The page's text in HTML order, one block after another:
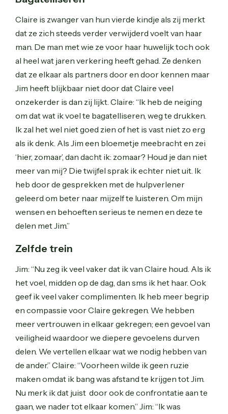
Claire is zwanger van hun vierde kindje als zij merkt
dat ze zich steeds verder verwijderd voelt van haar
man. De man met wie ze voor haar huwelijk toch ook
al heel wat jaren verkering heeft gehad. Ze denken
dat ze elkaar als partners door en door kennen maar
Jim heeft blijkbaar niet door dat Claire veel
onzekerder is dan zij lijkt. Claire: “Ik heb de neiging
om dat wat ik voel te bagatelliseren, weg te drukken.
Ik zal het wel niet goed zien of het is vast niet zo erg
als ik denk. Als Jim een bloemetje meebracht en zei
‘hier, zomaar’, dan dacht ik: zomaar? Houd je dan niet
meer van mij? Die twijfel sprak ik echter niet uit. Ik
heb door de gesprekken met de hulpverlener
geleerd om beter naar mijzelf te luisteren. Om mijn
wensen en behoeften serieus te nemen en deze te
delen met Jim.”
Zelfde trein
Jim: “Nu zeg ik veel vaker dat ik van Claire houd. Als ik
het voel, midden op de dag, dan sms ik het haar. Ook
geef ik veel vaker complimenten. Ik heb meer begrip
en compassie voor Claire gekregen. We hebben
meer vertrouwen in elkaar gekregen; een gevoel van
veiligheid waardoor we diepere gevoelens durven
delen. We vertellen elkaar wat we nodig hebben van
de ander.” Claire: “Voorheen wilde ik geen ruzie
maken omdat ik bang was afstand te krijgen tot Jim.
Nu merk ik dat juist door ook de confrontatie aan te
gaan, we nader tot elkaar komen.” Jim: “Ik was